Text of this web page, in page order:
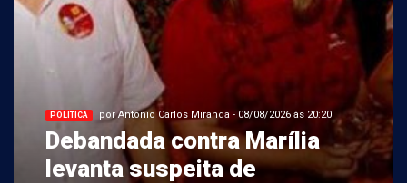
POLÍTICA por Antonio Carlos Miranda - 08/08/2026 às 20:20
Debandada contra Marília
levanta suspeita de